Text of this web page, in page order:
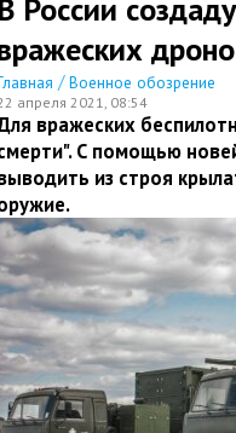
В России
/ Военное обозрение
апреля 2021, 08:54
вражеских
С помощью
из строя